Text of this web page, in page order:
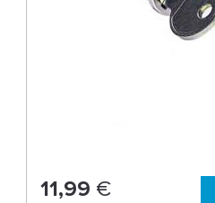
11,99 €